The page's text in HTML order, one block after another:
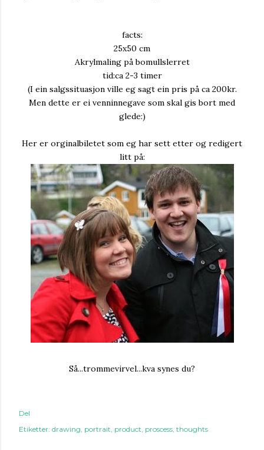
facts:
25x50 cm
Akrylmaling på bomullslerret
tid:ca 2-3 timer
(I ein salgssituasjon ville eg sagt ein pris på ca 200kr.
Men dette er ei venninnegave som skal gis bort med
glede:)
Her er orginalbiletet som eg har sett etter og redigert
litt på:
Så...trommevirvel...kva synes du?
Del
Etiketter: drawing portrait product proscess thoughts